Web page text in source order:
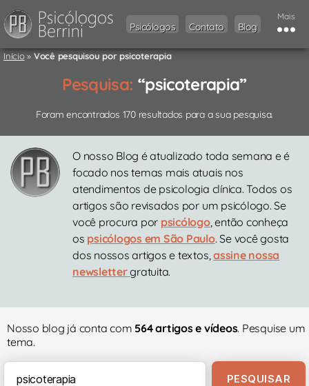
Psicólogos Contato Blog
Mais
Início» Você pesquisou por psicoterapia
Pesquisa: “psicoterapia”
Foram encontrados 170 resultados para a sua pesquisa.
O nosso Blog é atualizado toda semana e é
focado nos temas mais atuais nos
atendimentos de psicologia clínica. Todos os
artigos são revisados por um psicólogo. Se
você procura por psicólogo, então conheça
os psicólogos em São Paulo. Se você gosta
dos nossos artigos e textos,assine nossa
newslettergratuita.
Nosso blog já conta com 564 artigos e vídeos. Pesquise um
tema.